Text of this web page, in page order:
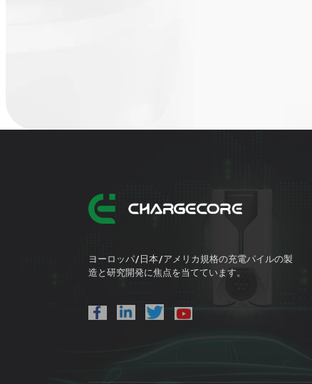
ヨーロッパ/日本/アメリカ規格の充電パイルの製
造と研究開発に焦点を当てています。